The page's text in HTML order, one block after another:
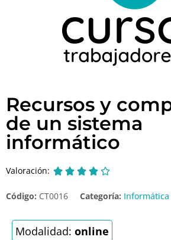
Recursos y
de un sistema
informático
Valoración:     
Código: CT0016 Categoría: Informática
Modalidad: online